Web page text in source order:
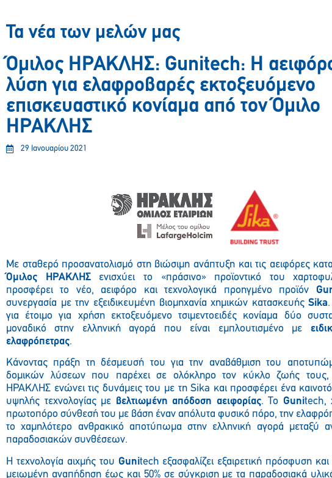
Τα νέα των μελών μας
Όμιλος ΗΡΑΚΛΗΣ: Gunitech: H
λύση για ελαφροβαρές εκτοξευόμενο
επισκευαστικό κονίαμα από τον Όμιλο
ΗΡΑΚΛΗΣ
29 Ιανουαρίου 2021
Με σταθερό προσανατολισμό στη βιώσιμη ανάπτυξη και τις αειφόρες
Όμιλος ΗΡΑΚΛΗΣενισχύει το «πράσινο» προϊοντικό του
προσφέρει το νέο, αειφόρο και τεχνολογικά προηγμένο προϊόν
συνεργασία με την εξειδικευμένη βιομηχανία χημικών κατασκευήςSika
για έτοιμο για χρήση εκτοξευόμενο τσιμεντοειδές κονίαμα δύο
μοναδικό στην ελληνική αγορά που είναι εμπλουτισμένο με
ελαφρόπετρας.
Κάνοντας πράξη τη δέσμευσή του για την αναβάθμιση του
δομικών λύσεων που παρέχει σε ολόκληρο τον κύκλο ζωής τους,
ΗΡΑΚΛΗΣ ενώνει τις δυνάμεις του με τη Sika και προσφέρει ένα
υψηλής τεχνολογίας με βελτιωμένη απόδοση αειφορίας. Το Gunitech,
πρωτοπόρο σύνθεσή του με βάση έναν απόλυτα φυσικό πόρο, την
το χαμηλότερο ανθρακικό αποτύπωμα στην ελληνική αγορά μεταξύ
παραδοσιακών συνθέσεων.
Η τεχνολογία αιχμής του Gunitech εξασφαλίζει εξαιρετική πρόσφυση και
μειωμένη αναπήδηση έως και 50% σε σύγκριση με τα παραδοσιακά